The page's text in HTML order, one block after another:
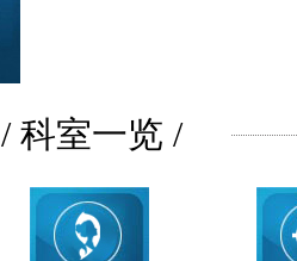
/ 科室一览 /